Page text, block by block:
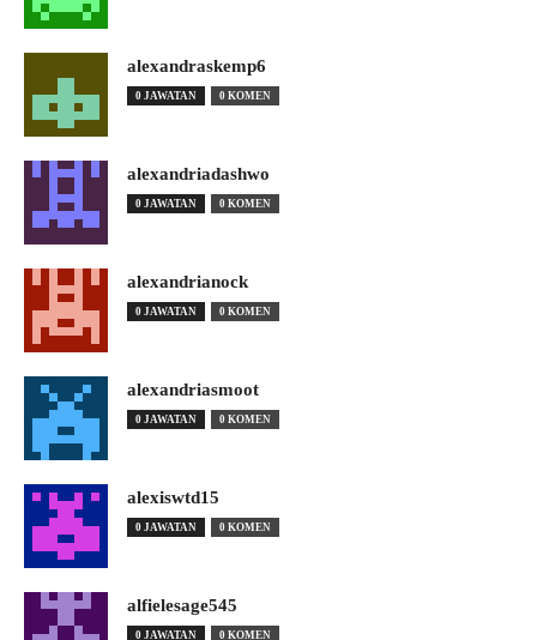
alexandraskemp6
0 JAWATAN 0 KOMEN
alexandriadashwo
0 JAWATAN 0 KOMEN
alexandrianock
0 JAWATAN 0 KOMEN
alexandriasmoot
0 JAWATAN 0 KOMEN
alexiswtd15
0 JAWATAN 0 KOMEN
alfielesage545
0 JAWATAN 0 KOMEN